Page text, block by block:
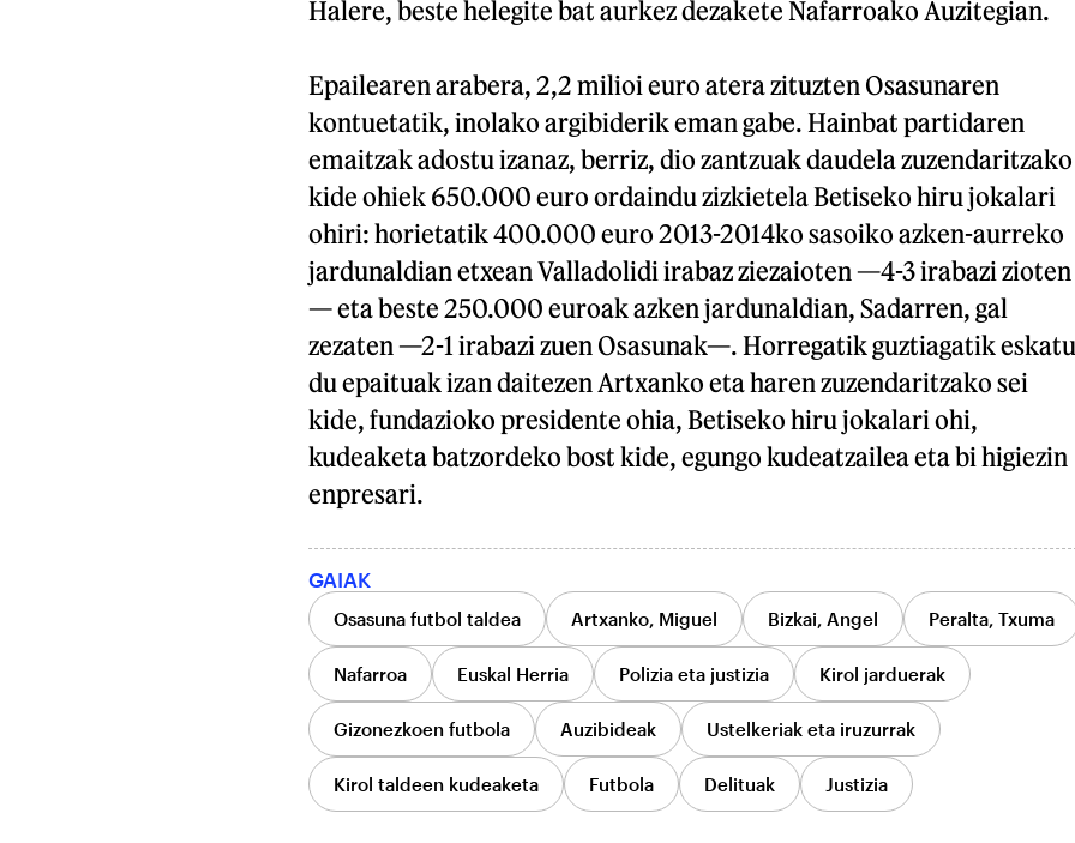
Halere, beste helegite bat aurkez dezakete Nafarroako Auzitegian.
Epailearen arabera, 2,2 milioi euro atera zituzten Osasunaren
kontuetatik, inolako argibiderik eman gabe. Hainbat partidaren
emaitzak adostu izanaz, berriz, dio zantzuak daudela zuzendaritzako
kide ohiek 650.000 euro ordaindu zizkietela Betiseko hiru jokalari
ohiri: horietatik 400.000 euro 2013-2014ko sasoiko azken-aurreko
jardunaldian etxean Valladolidi irabaz ziezaioten —4-3 irabazi zioten
— eta beste 250.000 euroak azken jardunaldian, Sadarren, gal
zezaten —2-1 irabazi zuen Osasunak—. Horregatik guztiagatik eskatu
du epaituak izan daitezen Artxanko eta haren zuzendaritzako sei
kide, fundazioko presidente ohia, Betiseko hiru jokalari ohi,
kudeaketa batzordeko bost kide, egungo kudeatzailea eta bi higiezin
enpresari.
GAIAK
Osasuna futbol taldea Artxanko, Miguel Bizkai, Angel Peralta, Txuma
Nafarroa Euskal Herria Polizia eta justizia Kirol jarduerak
Gizonezkoen futbola Auzibideak Ustelkeriak eta iruzurrak
Kirol taldeen kudeaketa Futbola Delituak Justizia